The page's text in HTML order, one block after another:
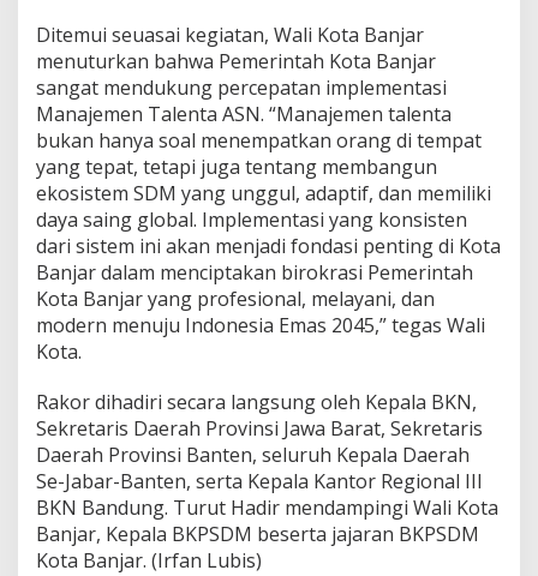
R
e
g
o
n
a
l
I
I
I
B
K
N
u
n
2
0
2
5
Ditemui seuasai kegiatan, Wali Kota Banjar
menuturkan bahwa Pemerintah Kota Banjar
sangat mendukung percepatan implementasi
Manajemen Talenta ASN. “Manajemen talenta
bukan hanya soal menempatkan orang di tempat
yang tepat, tetapi juga tentang membangun
ekosistem SDM yang unggul, adaptif, dan memiliki
daya saing global. Implementasi yang konsisten
dari sistem ini akan menjadi fondasi penting di Kota
Banjar dalam menciptakan birokrasi Pemerintah
Kota Banjar yang profesional, melayani, dan
modern menuju Indonesia Emas 2045,” tegas Wali
Kota.
Rakor dihadiri secara langsung oleh Kepala BKN,
Sekretaris Daerah Provinsi Jawa Barat, Sekretaris
Daerah Provinsi Banten, seluruh Kepala Daerah
Se-Jabar-Banten, serta Kepala Kantor Regional III
BKN Bandung. Turut Hadir mendampingi Wali Kota
Banjar, Kepala BKPSDM beserta jajaran BKPSDM
Kota Banjar. (Irfan Lubis)